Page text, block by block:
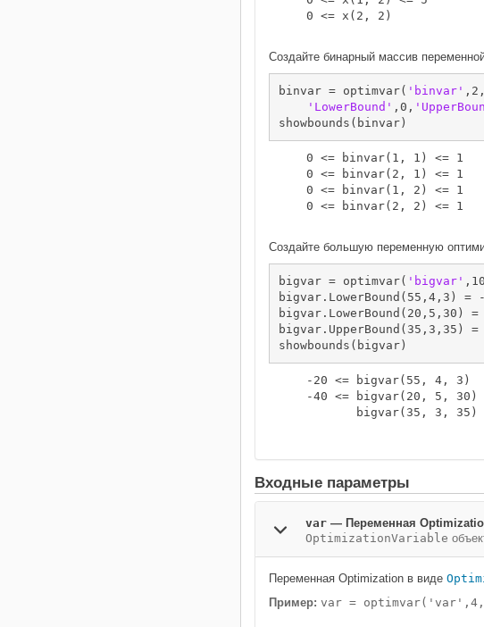
    0 <= x(2, 2)
Создайте бинарный массив
binvar = optimvar( 'binvar'
'LowerBound' ,0,
showbounds(binvar)
    0 <= binvar(1, 1) <= 1
    0 <= binvar(2, 1) <= 1
    0 <= binvar(1, 2) <= 1
    0 <= binvar(2, 2) <= 1
Создайте большую переменную
bigvar = optimvar( 'bigvar'
bigvar.LowerBound(55,4,3) =
bigvar.LowerBound(20,5,30)
bigvar.UpperBound(35,3,35) =
showbounds(bigvar)
    -20 <= bigvar(55, 4, 3)
    -40 <= bigvar(20, 5, 30)
bigvar(35, 3, 35)
Входные параметры
var — Переменная
OptimizationVariable
Переменная Optimization в виде
Пример: var =